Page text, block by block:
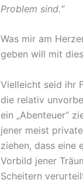
Problem sind.“
Was mir am
geben will mit
Vielleicht seid ihr
die relativ
ein „Abenteuer“
jener meist
ziehen, dass eine
Vorbild jener
Scheitern